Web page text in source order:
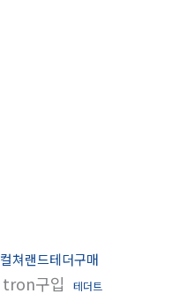
컬쳐랜드테더구매
tron구입
테더트